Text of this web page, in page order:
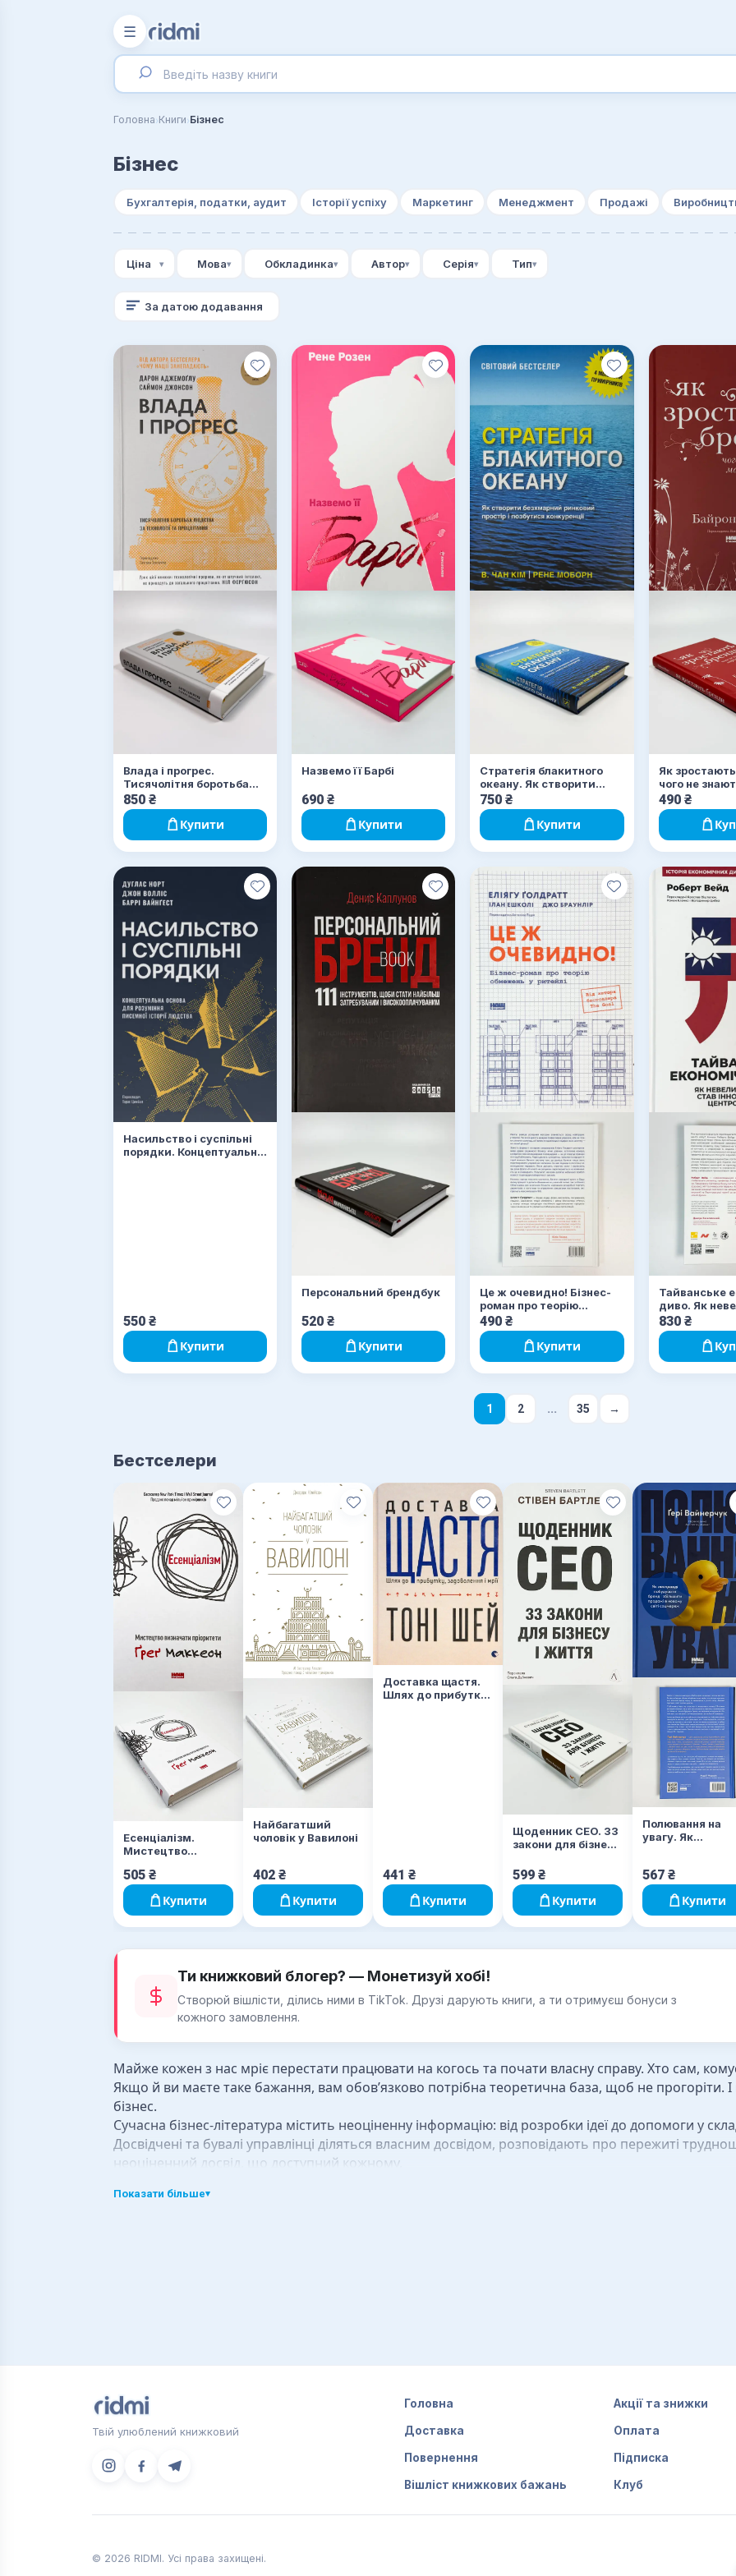
☰
Головна›Книги›Бізнес
Бізнес
Бухгалтерія, податки, аудит Історії успіху Маркетинг Менеджмент Продажі
Ціна Мова Обкладинка Автор Серія Тип
За датою додавання
Влада і прогрес.
Тисячолітня боротьба
людства за технології та
процвітання
850 ₴
Купити
Назвемо її Барбі
690₴
Купити
Стратегія блакитного
океану. Як створити
безхмарний ринковий
простір і позбутися
конкуренції
750₴
Купити
Як
чого не
маркетологи
490 ₴
Насильство і суспільні
порядки. Концептуальна
550 ₴
Купити
Персональний брендбук
520₴
Купити
Це ж очевидно! Бізнес-
роман про теорію
обмежень у ритейлі
490₴
Купити
Тайванське
диво. Як
острів став
830 ₴
1 2 ... 35 →
Бестселери
Есенціалізм.
Мистецтво
пріоритети
505 ₴
Купити
Найбагатший
чоловік у Вавилоні
402 ₴
Купити
Доставка щастя.
Шлях до прибутку,
441 ₴
Купити
Щоденник CEO. 33
закони для бізнесу
599 ₴
Купити
Полювання на
увагу. Як
збільшити
в новому світі
соцмереж
567 ₴
Купити
Ти книжковий блогер? — Монетизуй хобі!
Створюй вішлісти, ділись ними в TikTok. Друзі дарують книги, а ти отримуєш бонуси з
кожного замовлення.
Майже кожен з нас мріє перестати працювати на когось та почати власну справу. Хто сам,
Якщо й ви маєте таке бажання, вам обов’язково потрібна теоретична база, щоб не
бізнес.
Сучасна бізнес-література містить неоціненну інформацію: від розробки ідеї до допомоги у
Досвідчені та бувалі управлінці діляться власним досвідом, розповідають про пережиті
неоціненний досвід, що доступний кожному.
Різноманіття вибору
самомотивація;
тайм-менеджмент;
SMM;
управління персоналом та проєктами;
менеджмент організацій;
постійно підвищувати рівень кваліфікації, щоб не губити навичок та залишатися у струмені.
Показати більше▾
Твій улюблений книжковий
Головна Акції та знижки
Доставка Оплата
Повернення Підписка
Вішліст книжкових бажань Клуб
© 2026 RIDMI. Усі права захищені.